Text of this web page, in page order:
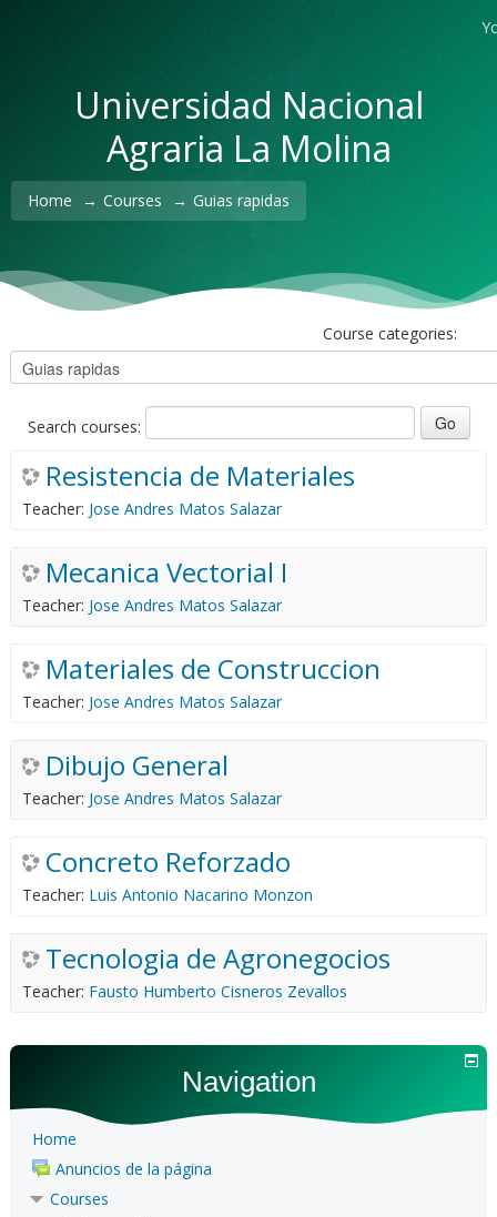
Universidad Nacional
Agraria La Molina
Home → Courses → Guias rapidas
Course categories:
Search courses:
Resistencia de Materiales
Teacher: Jose Andres Matos Salazar
Mecanica Vectorial I
Teacher: Jose Andres Matos Salazar
Materiales de Construccion
Teacher: Jose Andres Matos Salazar
Dibujo General
Teacher: Jose Andres Matos Salazar
Concreto Reforzado
Teacher: Luis Antonio Nacarino Monzon
Tecnologia de Agronegocios
Teacher: Fausto Humberto Cisneros Zevallos
Navigation
Home
Anuncios de la página
Courses